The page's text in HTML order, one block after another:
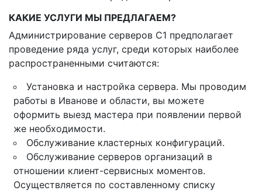
КАКИЕ УСЛУГИ МЫ ПРЕДЛАГАЕМ?
Администрирование серверов С1 предполагает
проведение ряда услуг, среди которых наиболее
распространенными считаются:
Установка и настройка сервера. Мы проводим
работы в Иванове и области, вы можете
оформить выезд мастера при появлении первой
же необходимости.
Обслуживание кластерных конфигураций.
Обслуживание серверов организаций в
отношении клиент-сервисных моментов.
Осуществляется по составленному списку